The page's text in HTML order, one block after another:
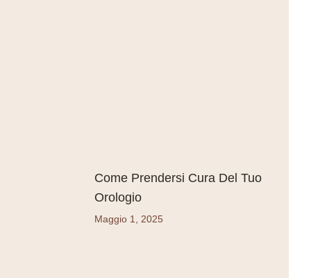
Come Prendersi Cura Del Tuo
Orologio
Maggio 1, 2025